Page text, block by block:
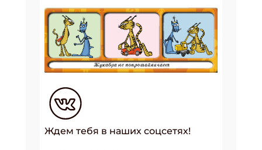
Ждем тебя в наших соцсетях!